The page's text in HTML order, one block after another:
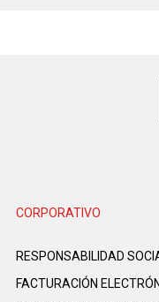
CORPORATIVO
RESPONSABILIDAD
FACTURACIÓN